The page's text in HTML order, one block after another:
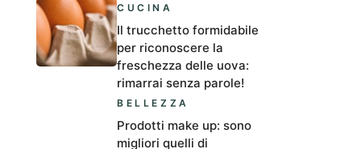
CUCINA
Il trucchetto formidabile
per riconoscere la
freschezza delle uova:
rimarrai senza parole!
BELLEZZA
Prodotti make up: sono
migliori quelli di